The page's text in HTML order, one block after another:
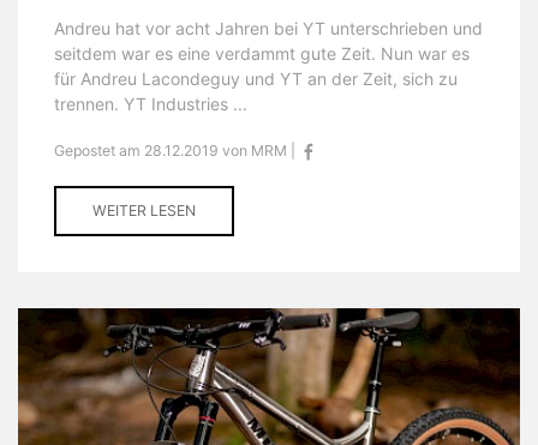
Andreu hat vor acht Jahren bei YT unterschrieben und
seitdem war es eine verdammt gute Zeit. Nun war es
für Andreu Lacondeguy und YT an der Zeit, sich zu
trennen. YT Industries ...
Gepostet am 28.12.2019 von MRM |
WEITER LESEN